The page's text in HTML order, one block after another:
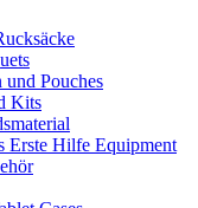
und Pouches
Kits
Erste Hilfe Equipment